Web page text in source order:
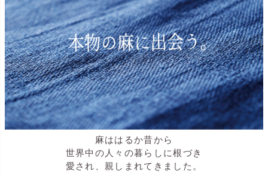
麻ははるか昔から
世界中の人々の暮らしに根づき
愛され、親しまれてきました。